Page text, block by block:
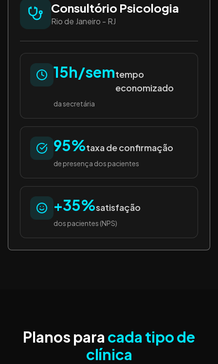
Consultório Psicologia
Rio de Janeiro - RJ
15h/semtempo
economizado
da secretária
95%taxa de confirmação
de presença dos pacientes
+35%satisfação
dos pacientes (NPS)
Planos para cada tipo de
clínica